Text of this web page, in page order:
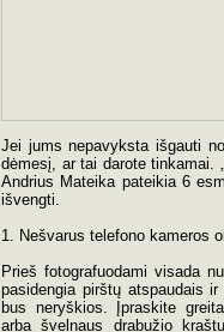
Jei jums nepavyksta išgauti
dėmesį, ar tai darote tinkamai.
Andrius Mateika pateikia 6
išvengti.
1. Nešvarus telefono kameros
Prieš fotografuodami visada
pasidengia pirštų atspaudais
bus neryškios. Įpraskite
arba švelnaus drabužio